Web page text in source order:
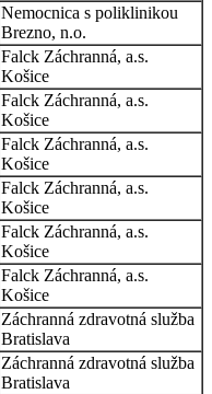
Nemocnica s poliklinikou
Brezno, n.o.
Falck Záchranná, a.s.
Košice
Falck Záchranná, a.s.
Košice
Falck Záchranná, a.s.
Košice
Falck Záchranná, a.s.
Košice
Falck Záchranná, a.s.
Košice
Falck Záchranná, a.s.
Košice
Záchranná zdravotná služba
Bratislava
Záchranná zdravotná služba
Bratislava